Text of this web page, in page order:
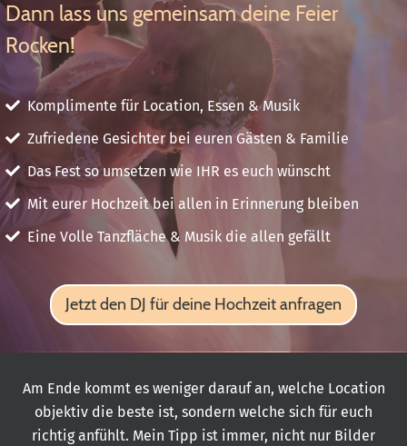
Dann lass uns gemeinsam deine Feier
Rocken!
Komplimente für Location, Essen & Musik
Zufriedene Gesichter bei euren Gästen & Familie
Das Fest so umsetzen wie IHR es euch wünscht
Mit eurer Hochzeit bei allen in Erinnerung bleiben
Eine Volle Tanzfläche & Musik die allen gefällt
Jetzt den DJ für deine Hochzeit anfragen
Am Ende kommt es weniger darauf an, welche Location
objektiv die beste ist, sondern welche sich für euch
richtig anfühlt. Mein Tipp ist immer, nicht nur Bilder